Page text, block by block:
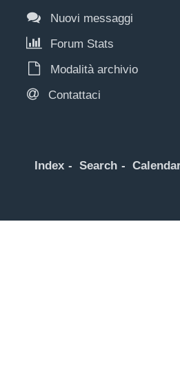
Nuovi messaggi
Forum Stats
Modalità archivio
Contattaci
Index Search